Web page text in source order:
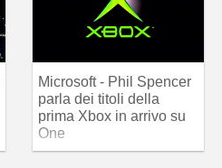
Microsoft - Phil Spencer
parla dei titoli della
prima Xbox in arrivo su
One